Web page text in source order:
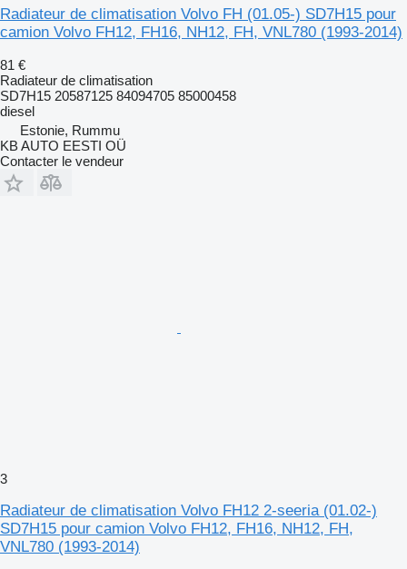
Radiateur de climatisation Volvo FH (01.05-) SD7H15 pour
camion Volvo FH12, FH16, NH12, FH, VNL780 (1993-2014)
81 €
Radiateur de climatisation
SD7H15 20587125 84094705 85000458
diesel
Estonie, Rummu
KB AUTO EESTI OÜ
Contacter le vendeur
3
Radiateur de climatisation Volvo FH12 2-seeria (01.02-)
SD7H15 pour camion Volvo FH12, FH16, NH12, FH,
VNL780 (1993-2014)